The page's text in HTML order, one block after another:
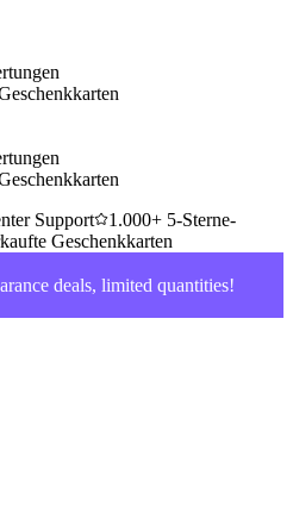
Support
1.000+ 5-Sterne-
Geschenkkarten
deals, limited quantities!